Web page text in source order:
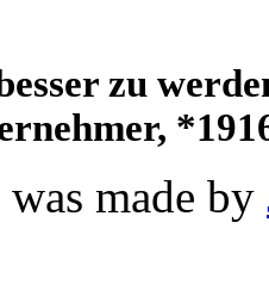
zu
made by